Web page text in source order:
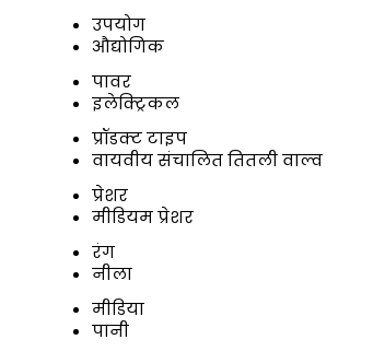
उपयोग
औद्योगिक
पावर
इलेक्ट्रिकल
प्रॉडक्ट टाइप
वायवीय संचालित तितली वाल्व
प्रेशर
मीडियम प्रेशर
रंग
नीला
मीडिया
पानी